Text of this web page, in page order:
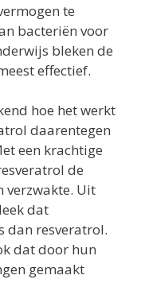
te
bacteriën voor
bleken de
effectief.
hoe het werkt
daarentegen
een krachtige
de
verzwakte. Uit
dat
dan resveratrol.
dat door hun
gemaakt